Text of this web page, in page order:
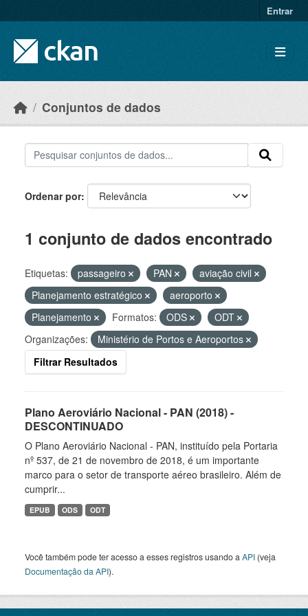
Entrar
Conjuntos de dados
Ordenar por
1 conjunto de dados encontrado
Etiquetas: passageiro PAN
aviação civil
Planejamento estratégico
aeroporto
Planejamento
Formatos: ODS
ODT
Organizações:
Ministério de Portos e Aeroportos
Filtrar Resultados
Plano Aeroviário Nacional - PAN (2018) -
DESCONTINUADO
O Plano Aeroviário Nacional - PAN, instituído pela Portaria
nº 537, de 21 de novembro de 2018, é um importante
marco para o setor de transporte aéreo brasileiro. Além de
cumprir...
EPUB ODS ODT
Você também pode ter acesso a esses registros usando a API (veja
Documentação da API).